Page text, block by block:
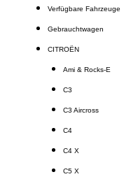
Verfügbare Fahrzeuge
Gebrauchtwagen
CITROËN
Ami & Rocks-E
C3
C3 Aircross
C4
C4 X
C5 X